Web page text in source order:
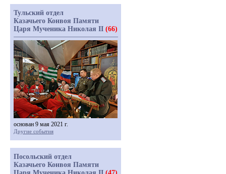
Тульский отдел
Казачьего Конвоя Памяти
Царя Мученика Николая II (66)
основан 9 мая 2021 г.
Другие события
Посольский отдел
Казачьего Конвоя Памяти